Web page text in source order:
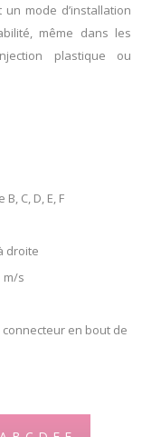
mode d’installation
même dans les
plastique ou
C, D, E, F
droite
m/s
connecteur en bout de